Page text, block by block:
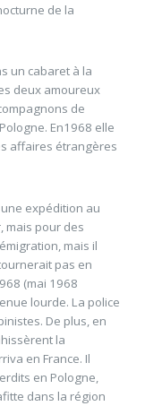
de la
un cabaret à la
deux amoureux
de
En1968 elle
affaires étrangères
expédition au
mais pour des
mais il
pas en
(mai 1968
lourde. La police
De plus, en
la
en France. Il
en Pologne,
dans la région